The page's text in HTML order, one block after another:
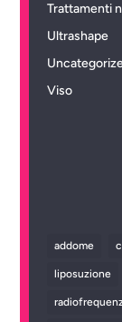
Trattamenti
Ultrashape
Viso
addome
liposuzione